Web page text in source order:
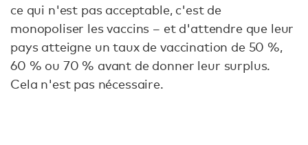
ce qui n'est pas acceptable, c'est de
monopoliser les vaccins – et d'attendre que leur
pays atteigne un taux de vaccination de 50 %,
60 % ou 70 % avant de donner leur surplus.
Cela n'est pas nécessaire.